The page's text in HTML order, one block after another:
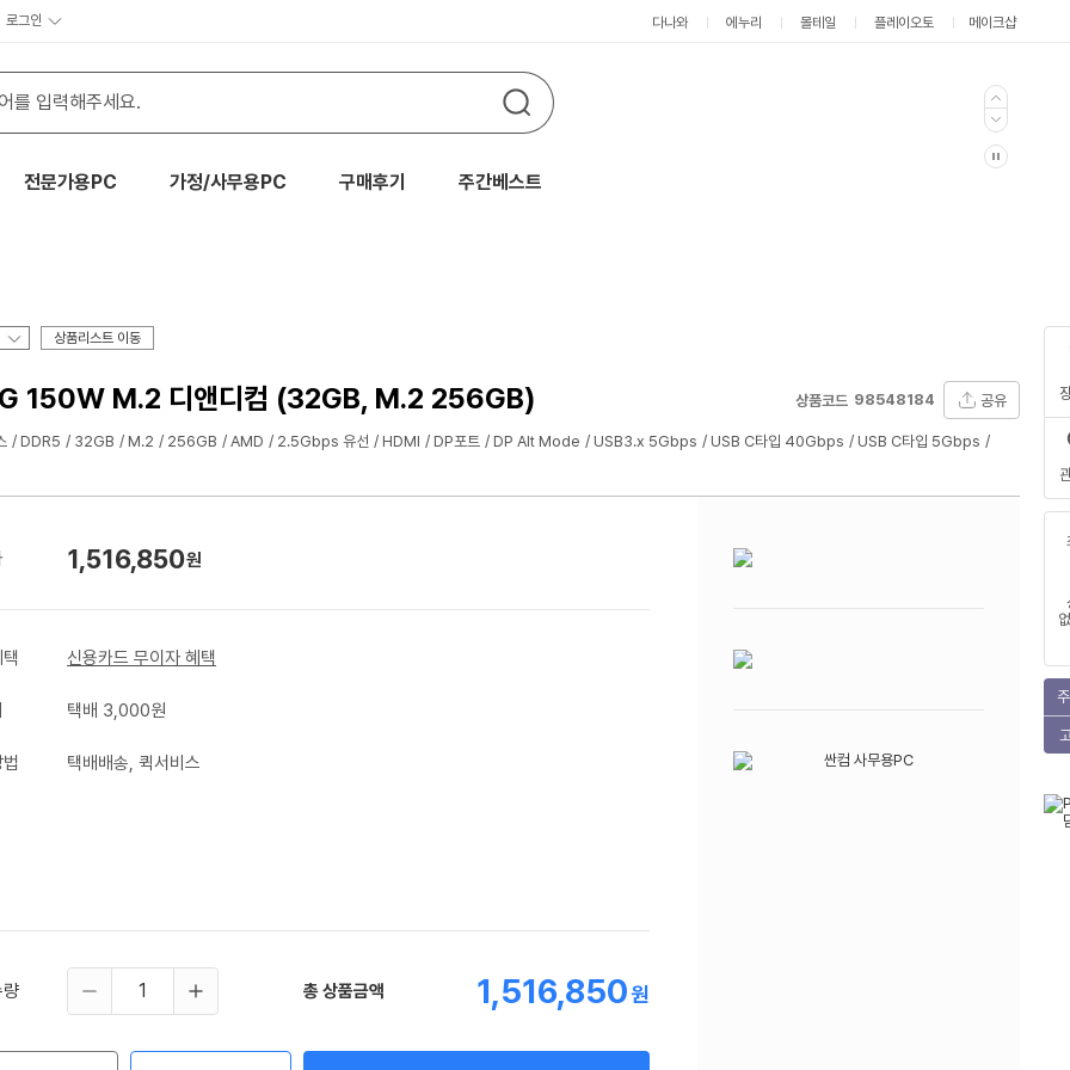
로그인 다나와 에누리 몰테일 플레이오토 메이크샵
전문가용PC 가정/사무용PC 구매후기 주간베스트
상품리스트 이동
M.2 디앤디컴 (32GB, M.2 256GB) 상품코드 98548184 공유
DDR5 32GB M.2 256GB AMD 2.5Gbps 유선 HDMI DP포트 DP Alt Mode USB3.x 5Gbps USB C타입 40Gbps
USB C타입 5Gbps
1,516,850원
신용카드 무이자 혜택
택배 3,000원
택배배송, 퀵서비스
량 총 상품금액 1,516,850원